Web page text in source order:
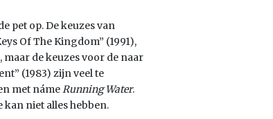
pet op. De keuzes van
Of The Kingdom” (1991),
de keuzes voor de naar
(1983) zijn veel te
met námeRunning Water.
kan niet alles hebben.